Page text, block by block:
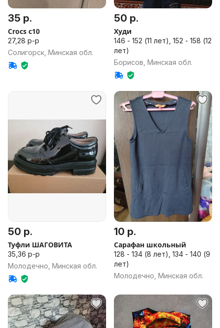
35 р.
Crocs c10
27,28 р-р
Солигорск, Минская обл.
50 р.
Худи
146 - 152 (11 лет), 152 - 158 (12
лет)
Борисов, Минская обл.
50 р.
Туфли ШАГОВИТА
35,36 р-р
Молодечно, Минская обл.
10 р.
Сарафан школьный
128 - 134 (8 лет), 134 - 140 (9
лет)
Молодечно, Минская обл.